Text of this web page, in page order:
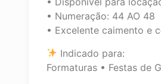
• Numeração: 44 AO 48
• Excelente caimento e
Indicado para:
Formaturas • Festas de